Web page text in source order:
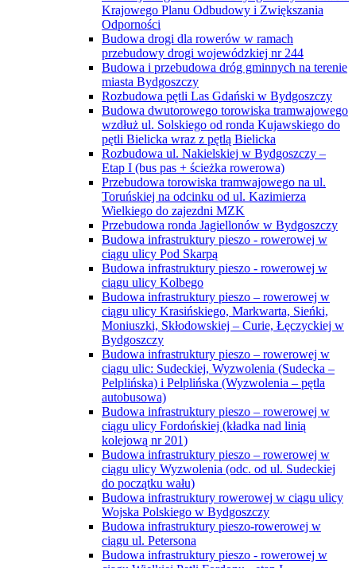
Krajowego Planu Odbudowy i Zwiększania
Odporności
Budowa drogi dla rowerów w ramach
przebudowy drogi wojewódzkiej nr 244
Budowa i przebudowa dróg gminnych na terenie
miasta Bydgoszczy
Rozbudowa pętli Las Gdański w Bydgoszczy
Budowa dwutorowego torowiska tramwajowego
wzdłuż ul. Solskiego od ronda Kujawskiego do
pętli Bielicka wraz z pętlą Bielicka
Rozbudowa ul. Nakielskiej w Bydgoszczy –
Etap I (bus pas + ścieżka rowerowa)
Przebudowa torowiska tramwajowego na ul.
Toruńskiej na odcinku od ul. Kazimierza
Wielkiego do zajezdni MZK
Przebudowa ronda Jagiellonów w Bydgoszczy
Budowa infrastruktury pieszo - rowerowej w
ciągu ulicy Pod Skarpą
Budowa infrastruktury pieszo - rowerowej w
ciągu ulicy Kolbego
Budowa infrastruktury pieszo – rowerowej w
ciągu ulicy Krasińskiego, Markwarta, Sieńki,
Moniuszki, Skłodowskiej – Curie, Łęczyckiej w
Bydgoszczy
Budowa infrastruktury pieszo – rowerowej w
ciągu ulic: Sudeckiej, Wyzwolenia (Sudecka –
Pelplińska) i Pelplińska (Wyzwolenia – pętla
autobusowa)
Budowa infrastruktury pieszo – rowerowej w
ciągu ulicy Fordońskiej (kładka nad linią
kolejową nr 201)
Budowa infrastruktury pieszo – rowerowej w
ciągu ulicy Wyzwolenia (odc. od ul. Sudeckiej
do początku wału)
Budowa infrastruktury rowerowej w ciągu ulicy
Wojska Polskiego w Bydgoszczy
Budowa infrastruktury pieszo-rowerowej w
ciągu ul. Petersona
Budowa infrastruktury pieszo - rowerowej w